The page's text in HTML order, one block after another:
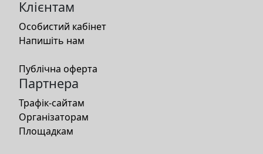
Клієнтам
Особистий кабінет
Напишіть нам
Публічна оферта
Партнера
Трафік-сайтам
Організаторам
Площадкам